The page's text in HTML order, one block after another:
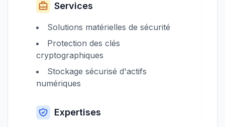
Services
Solutions matérielles de sécurité
Protection des clés
cryptographiques
Stockage sécurisé d'actifs
numériques
Expertises